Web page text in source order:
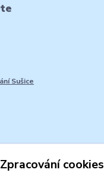
Sušice
Zpracování cookies